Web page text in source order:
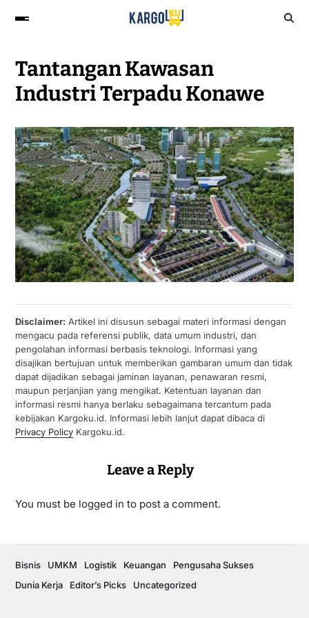
Tantangan Kawasan
Industri Terpadu Konawe
Disclaimer:Artikel ini disusun sebagai materi informasi dengan
mengacu pada referensi publik, data umum industri, dan
pengolahan informasi berbasis teknologi. Informasi yang
disajikan bertujuan untuk memberikan gambaran umum dan tidak
dapat dijadikan sebagai jaminan layanan, penawaran resmi,
maupun perjanjian yang mengikat. Ketentuan layanan dan
informasi resmi hanya berlaku sebagaimana tercantum pada
kebijakan Kargoku.id. Informasi lebih lanjut dapat dibaca di
Privacy PolicyKargoku.id.
Leave a Reply
You must be logged in to post a comment.
Bisnis UMKM Logistik Keuangan
Pengusaha Sukses
Dunia Kerja
Editor’s Picks Uncategorized